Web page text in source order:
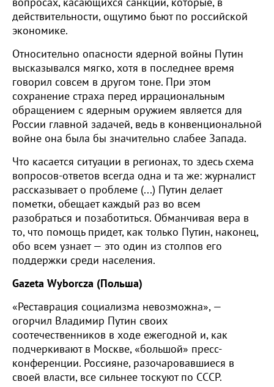
вопросах, касающихся санкций, которые, в
действительности, ощутимо бьют по российской
экономике.
Относительно опасности ядерной войны Путин
высказывался мягко, хотя в последнее время
говорил совсем в другом тоне. При этом
сохранение страха перед иррациональным
обращением с ядерным оружием является для
России главной задачей, ведь в конвенциональной
войне она была бы значительно слабее Запада.
Что касается ситуации в регионах, то здесь схема
вопросов-ответов всегда одна и та же: журналист
рассказывает о проблеме (...) Путин делает
пометки, обещает каждый раз во всем
разобраться и позаботиться. Обманчивая вера в
то, что помощь придет, как только Путин, наконец,
обо всем узнает — это один из столпов его
поддержки среди населения.
Gazeta Wyborcza (Польша)
«Реставрация социализма невозможна», —
огорчил Владимир Путин своих
соотечественников в ходе ежегодной и, как
подчеркивают в Москве, «большой» пресс-
конференции. Россияне, разочаровавшиеся в
своей власти, все сильнее тоскуют по СССР.